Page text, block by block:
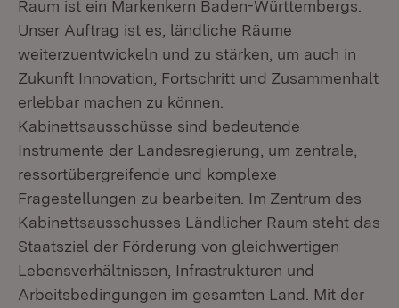
Raum ist ein Markenkern Baden-Württembergs.
Unser Auftrag ist es, ländliche Räume
weiterzuentwickeln und zu stärken, um auch in
Zukunft Innovation, Fortschritt und Zusammenhalt
erlebbar machen zu können.
Kabinettsausschüsse sind bedeutende
Instrumente der Landesregierung, um zentrale,
ressortübergreifende und komplexe
Fragestellungen zu bearbeiten. Im Zentrum des
Kabinettsausschusses Ländlicher Raum steht das
Staatsziel der Förderung von gleichwertigen
Lebensverhältnissen, Infrastrukturen und
Arbeitsbedingungen im gesamten Land. Mit der